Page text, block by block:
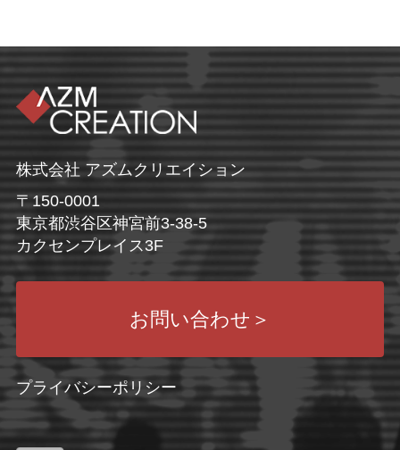
株式会社 アズムクリエイション
〒150-0001
東京都渋谷区神宮前3-38-5
カクセンプレイス3F
お問い合わせ ＞
プライバシーポリシー